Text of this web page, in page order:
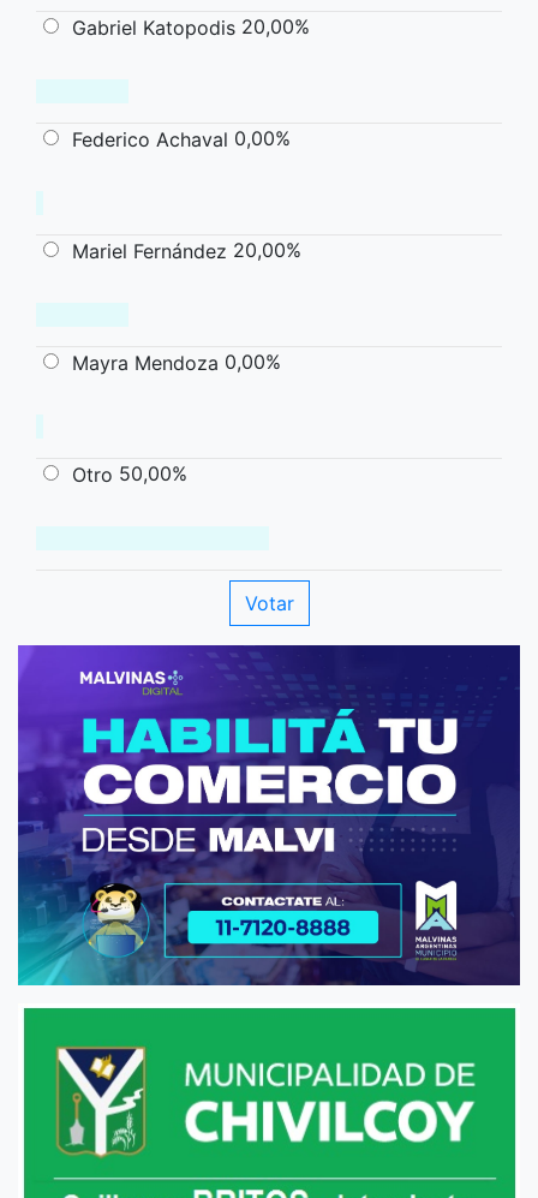
Gabriel Katopodis 20,00%
Federico Achaval 0,00%
Mariel Fernández 20,00%
Mayra Mendoza 0,00%
Otro 50,00%